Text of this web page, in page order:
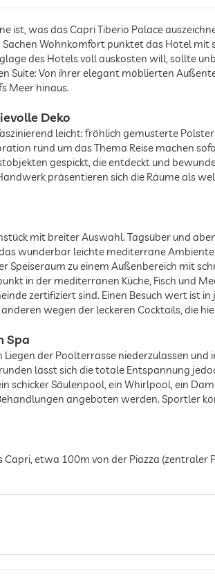
ist, was das Capri Tiberio Palace
Wohnkomfort punktet das Hotel mit
des Hotels voll auskosten will, sollte
Suite: Von ihrer elegant möblierten
Meer hinaus.
Deko
leicht: fröhlich gemusterte
rund um das Thema Reise machen
gespickt, die entdeckt und
präsentieren sich die Räume als
mit breiter Auswahl. Tagsüber und
wunderbar leichte mediterrane
zu einem Außenbereich mit
in der mediterranen Küche, Fisch und
zertifiziert sind. Einen Besuch wert ist
wegen der leckeren Cocktails, die
Spa
der Poolterrasse niederzulassen und
lässt sich die totale Entspannung
schicker Säulenpool, ein Whirlpool, ein
angeboten werden. Sportler
etwa 100m von der Piazza